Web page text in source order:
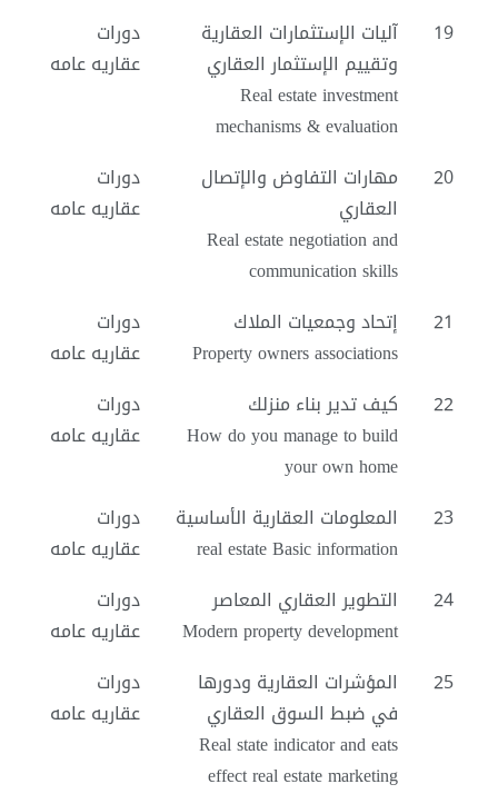
19
آليات الإستثمارات العقارية
وتقييم الإستثمار العقاري
Real estate investment
mechanisms & evaluation
دورات
عقاريه عامه
20
مهارات التفاوض والإتصال
العقاري
Real estate negotiation and
communication skills
دورات
عقاريه عامه
21
إتحاد وجمعيات الملاك
Property owners associations
دورات
عقاريه عامه
22
كيف تدير بناء منزلك
How do you manage to build
your own home
دورات
عقاريه عامه
23
المعلومات العقارية الأساسية
real estate Basic information
دورات
عقاريه عامه
24
التطوير العقاري المعاصر
Modern property development
دورات
عقاريه عامه
25
المؤشرات العقارية ودورها
في ضبط السوق العقاري
Real state indicator and eats
effect real estate marketing
دورات
عقاريه عامه